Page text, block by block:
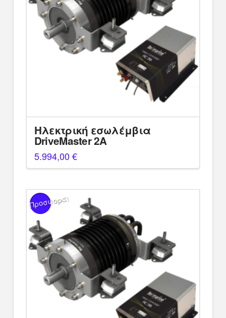
Ηλεκτρική εσωλέμβια
DriveMaster 2A
5.994,00€
Προσφορά!